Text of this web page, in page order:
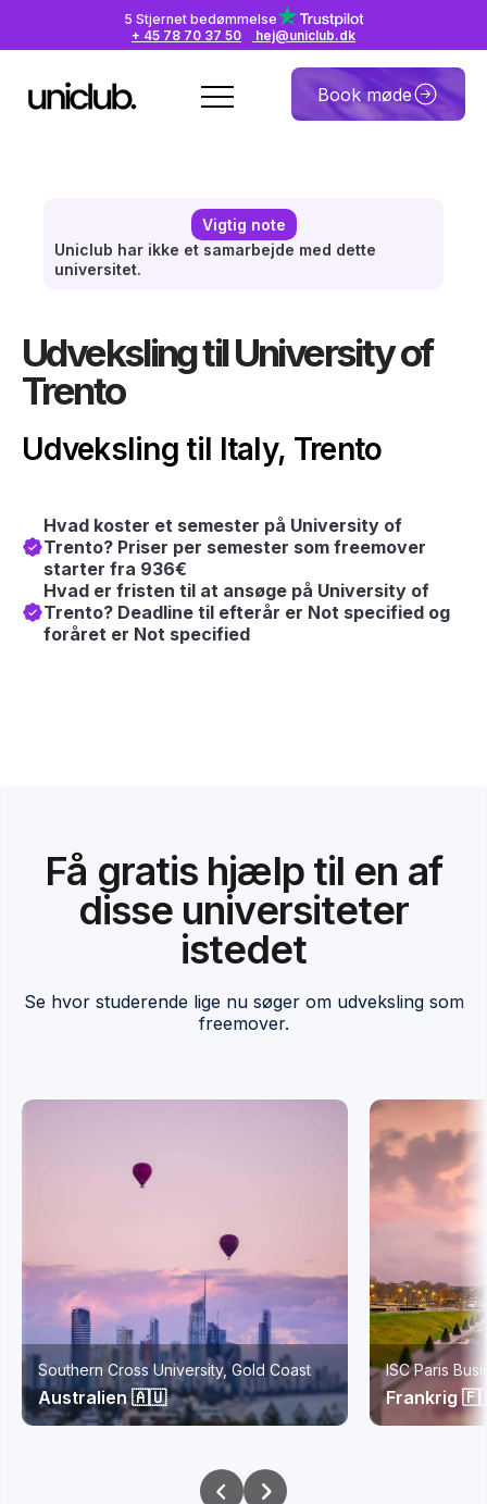
5 Stjernet bedømmelse
+ 45 78 70 37 50
hej@uniclub.dk
Book møde
Vigtig note
Uniclub har ikke et samarbejde med dette
universitet.
Udveksling til University of
Trento
Udveksling til Italy, Trento
Hvad koster et semester på University of
Trento? Priser per semester som freemover
starter fra 936€
Hvad er fristen til at ansøge på University of
Trento? Deadline til efterår er Not specified og
foråret er Not specified
Få gratis hjælp til en af
disse universiteter
istedet
Se hvor studerende lige nu søger om udveksling som
freemover.
Southern Cross University, Gold Coast
Australien 🇦🇺
ISC Paris
Frankrig